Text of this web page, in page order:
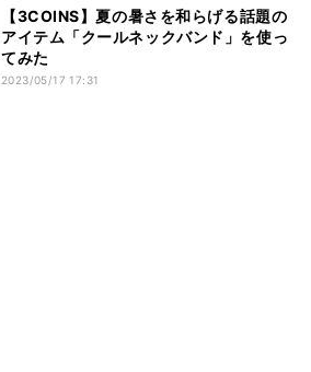
【3COINS】夏の暑さを和らげる話題の
アイテム「クールネックバンド」を使っ
てみた
2023/05/17 17:31